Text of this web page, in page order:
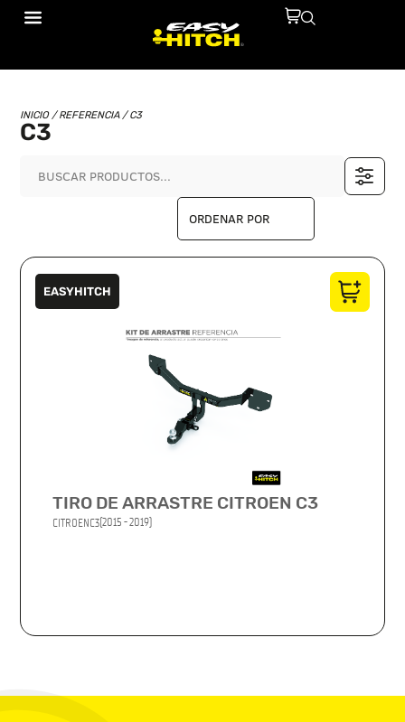
INICIO/ REFERENCIA / C3
C3
EASYHITCH
TIRO DE ARRASTRE CITROEN C3
CITROENC3(2015 - 2019)